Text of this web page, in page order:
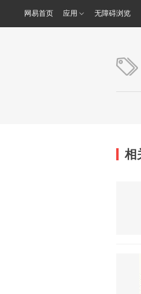
网易首页 应用 无障碍浏览
相